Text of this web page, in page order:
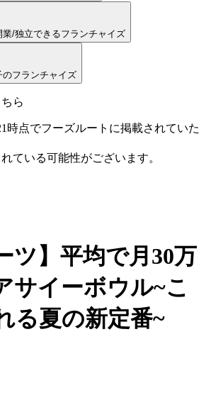
/独立できるフランチャイズ
のフランチャイズ
ら
時点でフーズルートに掲載されていた
ている可能性がございます。
ツ】平均で月30万
サイーボウル~こ
る夏の新定番~